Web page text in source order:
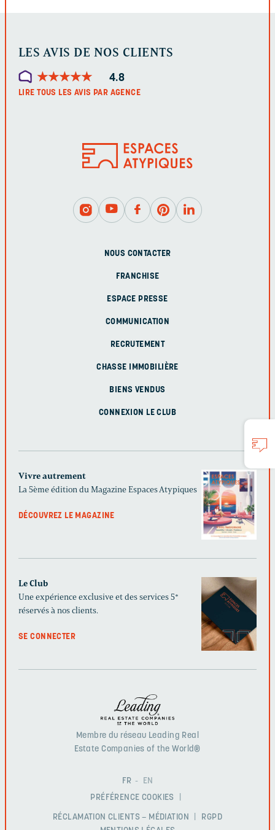
LES AVIS DE NOS CLIENTS
★★★★★
★★★★★ 4.8
LIRE TOUS LES AVIS PAR AGENCE
NOUS CONTACTER
FRANCHISE
ESPACE PRESSE
COMMUNICATION
RECRUTEMENT
CHASSE IMMOBILIÈRE
BIENS VENDUS
CONNEXION LE CLUB
Vivre autrement
La 5ème édition du Magazine Espaces Atypiques
DÉCOUVREZ LE MAGAZINE
Le Club
Une expérience exclusive et des services 5*
réservés à nos clients.
SE CONNECTER
Membre du réseau Leading Real
Estate Companies of the World®
FR
EN
PRÉFÉRENCE COOKIES
RÉCLAMATION CLIENTS – MÉDIATION
RGPD